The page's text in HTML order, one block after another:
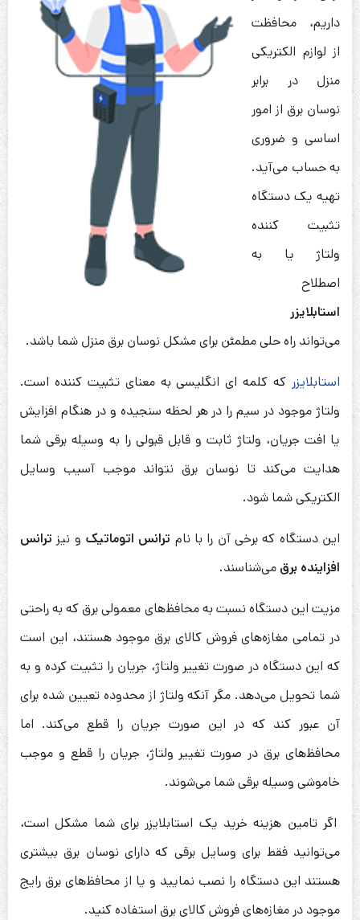
داریم، محافظت
از لوازم الکتریکی
منزل در برابر
نوسان برق از امور
اساسی و ضروری
به حساب می‌آید.
تهیه یک دستگاه
تثبیت کننده
ولتاژ یا به
اصطلاح
استابلایزر
می‌تواند راه حلی مطمئن برای مشکل نوسان برق منزل شما باشد.
استابلایزر که کلمه ای انگلیسی به معنای تثبیت کننده است.
ولتاژ موجود در سیم را در هر لحظه سنجیده و در هنگام افزایش
یا افت جریان، ولتاژ ثابت و قابل قبولی را به وسیله برقی شما
هدایت می‌کند تا نوسان برق نتواند موجب آسیب وسایل
الکتریکی شما شود.
این دستگاه که برخی آن را با نام ترانس اتوماتیک و نیز ترانس
افزاینده برق می‌شناسند.
مزیت این دستگاه نسبت به محافظ‌های معمولی برق که به راحتی
در تمامی مغازه‌های فروش کالای برق موجود هستند، این است
که این دستگاه در صورت تغییر ولتاژ، جریان را تثبیت کرده و به
شما تحویل می‌دهد. مگر آنکه ولتاژ از محدوده تعیین شده برای
آن عبور کند که در این صورت جریان را قطع می‌کند. اما
محافظ‌های برق در صورت تغییر ولتاژ، جریان را قطع و موجب
خاموشی وسیله برقی شما می‌شوند.
اگر تامین هزینه خرید یک استابلایزر برای شما مشکل است،
می‌توانید فقط برای وسایل برقی که دارای نوسان برق بیشتری
هستند این دستگاه را نصب نمایید و یا از محافظ‌های برق رایج
موجود در مغازه‌های فروش کالای برق استفاده کنید.